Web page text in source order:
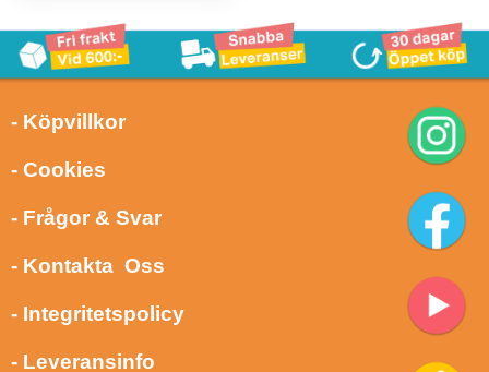
- Köpvillkor
- Cookies
- Frågor & Svar
- Kontakta Oss
- Integritetspolicy
- Leveransinfo